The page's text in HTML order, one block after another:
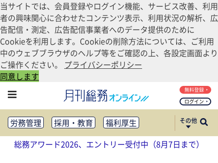
当サイトでは、会員登録やログイン機能、サービス改善、利用
者の興味関心に合わせたコンテンツ表示、利用状況の解析、広
告配信・測定、広告配信事業者へのデータ提供のために
Cookieを利用します。Cookieの削除方法については、ご利用
中のウェブブラウザのヘルプ等をご確認の上、各設定画面より
ご操作ください。 プライバシーポリシー
同意します
ログイン
無料登録
労務管理 採用・教育
福利厚生
健康経営
働き方改革
法務・コンプライアンス
その他
総務アワード2026、エントリー受付中（8月7日まで）